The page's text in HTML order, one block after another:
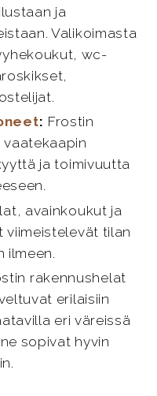
ja
Valikoimasta
wc-
: Frostin
ja toimivuutta
avainkoukut ja
viimeistelevät tilan
ilmeen.
rakennushelat
erilaisiin
eri väreissä
sopivat hyvin